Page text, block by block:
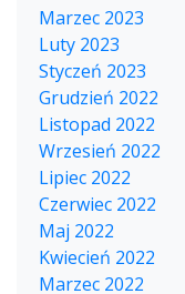
Marzec 2023
Luty 2023
Styczeń 2023
Grudzień 2022
Listopad 2022
Wrzesień 2022
Lipiec 2022
Czerwiec 2022
Maj 2022
Kwiecień 2022
Marzec 2022